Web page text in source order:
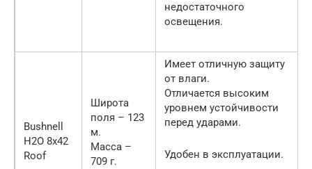
недостаточного
освещения.
Bushnell
H2O 8х42
Roof
Широта
поля – 123
м.
Масса –
709 г.
Имеет отличную защиту
от влаги.
Отличается высоким
уровнем устойчивости
перед ударами.
Удобен в эксплуатации.